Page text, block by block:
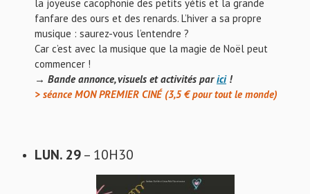
la joyeuse cacophonie des petits yétis et la grande
fanfare des ours et des renards. L’hiver a sa propre
musique : saurez-vous l’entendre ?
Car c’est avec la musique que la magie de Noël peut
commencer !
→ Bande annonce, visuels et activités parici!
> séance MON PREMIER CINÉ (3,5 € pour tout le monde)
LUN. 29– 10H30